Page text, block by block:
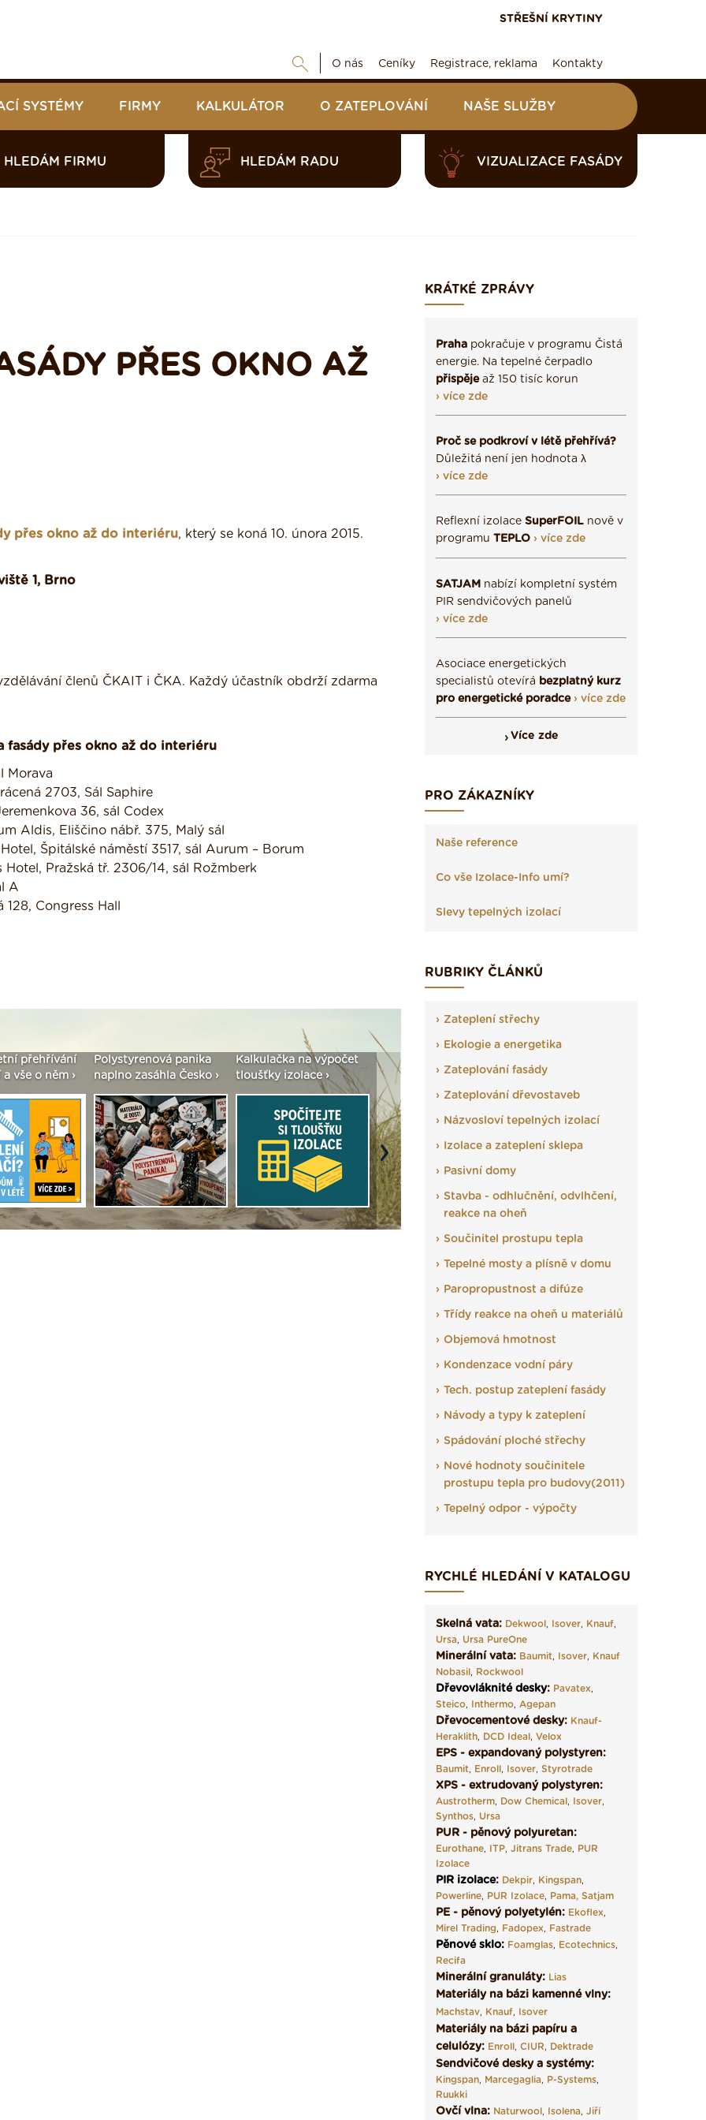
STŘEŠNÍ KRYTINY
O nás Ceníky Registrace, reklama Kontakty
SYSTÉMY FIRMY KALKULÁTOR O ZATEPLOVÁNÍ NAŠE SLUŽBY
HLEDÁM FIRMU HLEDÁM RADU VIZUALIZACE FASÁDY
PŘES OKNO AŽ
přes okno až do interiéru, který se koná 10. února 2015.
1, Brno
členů ČKAIT i ČKA. Každý účastník obdrží zdarma
fasády přes okno až do interiéru
Morava
2703, Sál Saphire
36, sál Codex
Aldis, Eliščino nábř. 375, Malý sál
Špitálské náměstí 3517, sál Aurum – Borum
Hotel, Pražská tř. 2306/14, sál Rožmberk
A
Congress Hall
přehřívání
vše o něm ›
Polystyrenová panika
naplno zasáhla Česko ›
Kalkulačka na výpočet
tloušťky izolace ›
Seriál: Fasády ETICS a
vše podstatné v kostce ›
ji tady klidně poptejte ›
Next
KRÁTKÉ ZPRÁVY
Praha pokračuje v programu Čistá
energie. Na tepelné čerpadlo
přispějeaž 150 tisíc korun
› více zde
Proč se podkroví v létě přehřívá?
Důležitá není jen hodnota λ
› více zde
Reflexní izolace SuperFOIL nově v
programu TEPLO › více zde
SATJAM nabízí kompletní systém
PIR sendvičových panelů
› více zde
Asociace energetických
specialistů otevírá bezplatný kurz
pro energetické poradce › více zde
Více zde
PRO ZÁKAZNÍKY
Naše reference
Co vše Izolace-Info umí?
Slevy tepelných izolací
RUBRIKY ČLÁNKŮ
Zateplení střechy
Ekologie a energetika
Zateplování fasády
Zateplování dřevostaveb
Názvosloví tepelných izolací
Izolace a zateplení sklepa
Pasivní domy
Stavba - odhlučnění, odvlhčení,
reakce na oheň
Součinitel prostupu tepla
Tepelné mosty a plísně v domu
Paropropustnost a difúze
Třídy reakce na oheň u materiálů
Objemová hmotnost
Kondenzace vodní páry
Tech. postup zateplení fasády
Návody a typy k zateplení
Spádování ploché střechy
Nové hodnoty součinitele
prostupu tepla pro budovy(2011)
Tepelný odpor - výpočty
RYCHLÉ HLEDÁNÍ V KATALOGU
Skelná vata: Dekwool, Isover, Knauf,
Ursa, Ursa PureOne
Minerální vata: Baumit, Isover, Knauf
Nobasil, Rockwool
Dřevovláknité desky: Pavatex,
Steico, Inthermo, Agepan
Dřevocementové desky: Knauf-
Heraklith, DCD Ideal, Velox
EPS - expandovaný polystyren:
Baumit, Enroll, Isover, Styrotrade
XPS - extrudovaný polystyren:
Austrotherm, Dow Chemical, Isover,
Synthos, Ursa
PUR - pěnový polyuretan:
Eurothane, ITP, Jitrans Trade, PUR
Izolace
PIR izolace: Dekpir, Kingspan,
Powerline, PUR Izolace, Pama, Satjam
PE - pěnový polyetylén: Ekoflex,
Mirel Trading, Fadopex, Fastrade
Pěnové sklo: Foamglas, Ecotechnics,
Recifa
Minerální granuláty: Lias
Materiály na bázi kamenné vlny:
Machstav, Knauf, Isover
Materiály na bázi papíru a
celulózy: Enroll, CIUR, Dektrade
Sendvičové desky a systémy:
Kingspan, Marcegaglia, P-Systems,
Ruukki
Ovčí vlna: Naturwool, Isolena, Jiří